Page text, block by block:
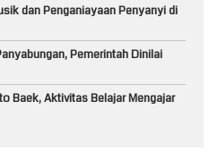
dan Penganiayaan Penyanyi di
Pemerintah Dinilai
Baek, Aktivitas Belajar Mengajar